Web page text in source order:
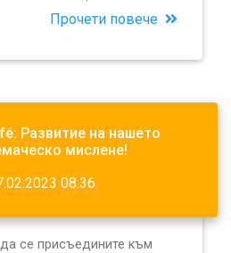
Прочети повече
Развитие на нашето
мислене!
08:36
да се присъедините към